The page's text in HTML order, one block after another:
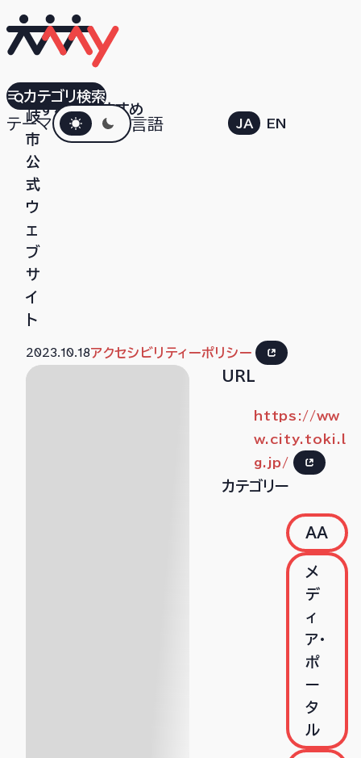
すべておすすめ
テーマダークモード言語 JA EN
カテゴリ検索
土
岐
市
公
式
ウ
ェ
ブ
サ
イ
ト
2023.10.18アクセシビリティーポリシー
URL
https://ww
w.city.toki.l
g.jp/
カテゴリー
AA
メ
デ
ィ
ア・
ポ
ー
タ
ル